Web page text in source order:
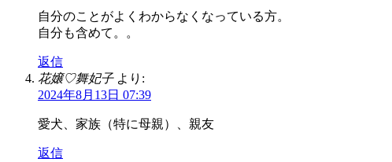
自分のことがよくわからなくなっている方。
自分も含めて。。
返信
花嬢♡舞妃子 より:
2024年8月13日 07:39
愛犬、家族（特に母親）、親友
返信